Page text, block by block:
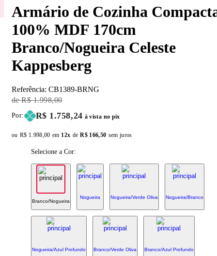
Armário de Cozinha
100% MDF 170cm
Branco/Nogueira Celeste
Kappesberg
Referência: CB1389-BRNG
Original Price:
R$ 1.998,00
Por: Price:
R$ 1.758,24 à vista no pix
ou Original price:
R$ 1.998,00 em 12x de Installment price:
R$ 166,50 sem juros
Selecione a Cor:
Branco/Nogueira
Nogueira Nogueira/Verde Oliva Nogueira/Branco
Nogueira/Azul Profundo Branco/Verde Oliva Branco/Azul Profundo